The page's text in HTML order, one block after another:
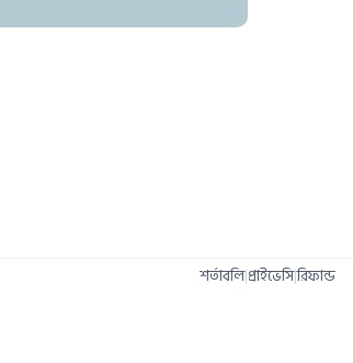
শর্তাবলি|প্রাইভেসি|রিফান্ড